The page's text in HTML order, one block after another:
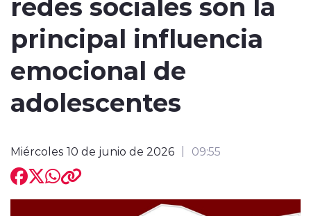
Tendencias
Deportes
Internacional
Entrevistas
principal influencia
emocional de
adolescentes
Miércoles 10 de junio de 2026 09:55